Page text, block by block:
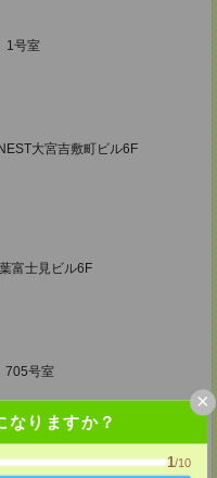
なりますか？
1/10
×
1号室
大宮吉敷町ビル6F
富士見ビル6F
号室